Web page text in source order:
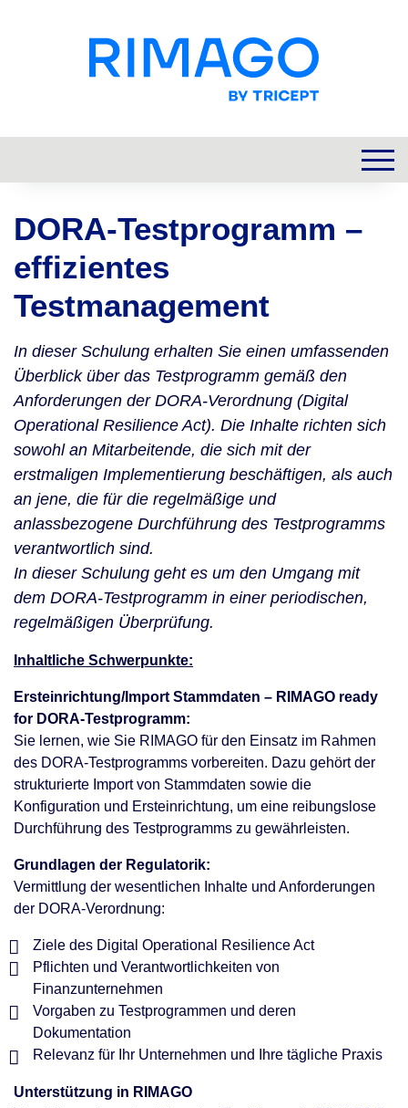
DORA-Testprogramm –
effizientes
Testmanagement
In dieser Schulung erhalten Sie einen umfassenden
Überblick über das Testprogramm gemäß den
Anforderungen der DORA-Verordnung (Digital
Operational Resilience Act). Die Inhalte richten sich
sowohl an Mitarbeitende, die sich mit der
erstmaligen Implementierung beschäftigen, als auch
an jene, die für die regelmäßige und
anlassbezogene Durchführung des Testprogramms
verantwortlich sind.
In dieser Schulung geht es um den Umgang mit
dem DORA-Testprogramm in einer periodischen,
regelmäßigen Überprüfung.
Inhaltliche Schwerpunkte:
Ersteinrichtung/Import Stammdaten – RIMAGO ready
for DORA-Testprogramm:
Sie lernen, wie Sie RIMAGO für den Einsatz im Rahmen
des DORA-Testprogramms vorbereiten. Dazu gehört der
strukturierte Import von Stammdaten sowie die
Konfiguration und Ersteinrichtung, um eine reibungslose
Durchführung des Testprogramms zu gewährleisten.
Grundlagen der Regulatorik:
Vermittlung der wesentlichen Inhalte und Anforderungen
der DORA-Verordnung:
Ziele des Digital Operational Resilience Act
Pflichten und Verantwortlichkeiten von
Finanzunternehmen
Vorgaben zu Testprogrammen und deren
Dokumentation
Relevanz für Ihr Unternehmen und Ihre tägliche Praxis
Unterstützung in RIMAGO